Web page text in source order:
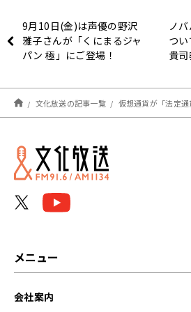
9月10日(金)は声優の野沢
雅子さんが「くにまるジャ
パン 極」にご登場！
ノ
つ
貴
文化放送の記事一覧 仮想通貨が「法定通貨」になると 困るのは「
メニュー
会社案内